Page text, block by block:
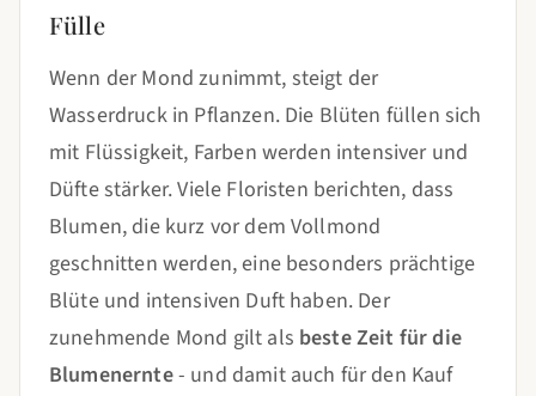
Fülle
Wenn der Mond zunimmt, steigt der
Wasserdruck in Pflanzen. Die Blüten füllen sich
mit Flüssigkeit, Farben werden intensiver und
Düfte stärker. Viele Floristen berichten, dass
Blumen, die kurz vor dem Vollmond
geschnitten werden, eine besonders prächtige
Blüte und intensiven Duft haben. Der
zunehmende Mond gilt als beste Zeit für die
Blumenernte- und damit auch für den Kauf